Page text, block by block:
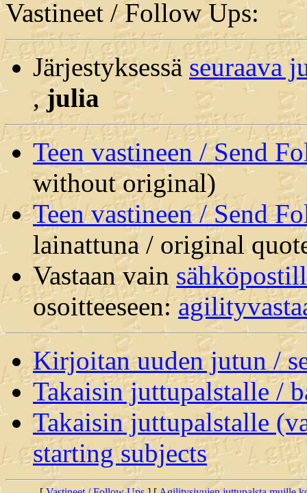
Vastineet / Follow Ups:
Järjestyksessäseuraava
,julia
Teen vastineen / Send
without original)
Teen vastineen / Send
lainattuna / original
Vastaan vain
osoitteeseen:
Kirjoitan uuden jutun /
Takaisin juttupalstalle /
Takaisin juttupalstalle
starting subjects